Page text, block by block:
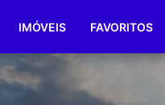
IMÓVEIS FAVORITOS